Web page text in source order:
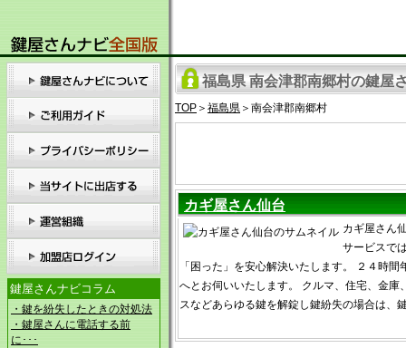
鍵屋さんナビコラム
・鍵を紛失したときの対処法
・鍵屋さんに電話する前
に･･･
福島県 南会津郡南郷村の鍵屋
TOP ＞ 福島県 ＞南会津郡南郷村
カギ屋さん仙台
カギ屋さん
サービスで
「困った」を安心解決いたします。 ２４時
へとお伺いいたします。 クルマ、住宅、金庫
スなどあらゆる鍵を解錠し鍵紛失の場合は、